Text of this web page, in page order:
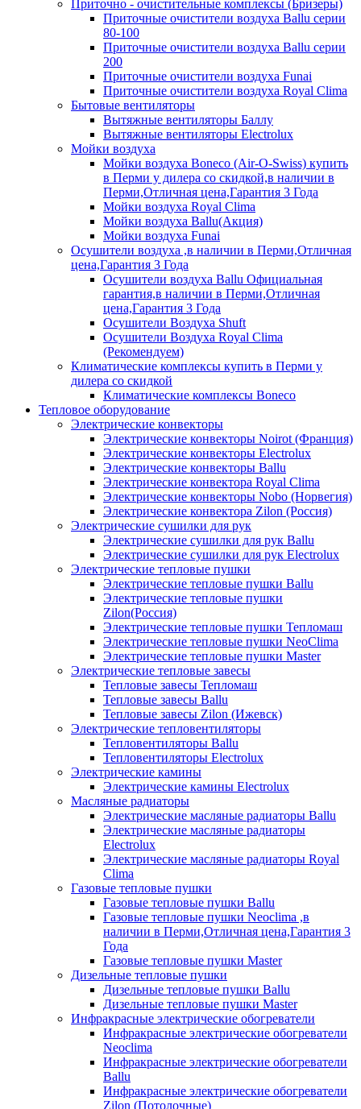
Приточно - очистительные комплексы (Бризеры)
Приточные очистители воздуха Ballu серии
80-100
Приточные очистители воздуха Ballu серии
200
Приточные очистители воздуха Funai
Приточные очистители воздуха Royal Clima
Бытовые вентиляторы
Вытяжные вентиляторы Баллу
Вытяжные вентиляторы Electrolux
Мойки воздуха
Мойки воздуха Boneco (Air-O-Swiss) купить
в Перми у дилера со скидкой,в наличии в
Перми,Отличная цена,Гарантия 3 Года
Мойки воздуха Royal Clima
Мойки воздуха Ballu(Акция)
Мойки воздуха Funai
Осушители воздуха ,в наличии в Перми,Отличная
цена,Гарантия 3 Года
Осушители воздуха Ballu Официальная
гарантия,в наличии в Перми,Отличная
цена,Гарантия 3 Года
Осушители Воздуха Shuft
Осушители Воздуха Royal Clima
(Рекомендуем)
Климатические комплексы купить в Перми у
дилера со скидкой
Климатические комплексы Boneсo
Тепловое оборудование
Электрические конвекторы
Электрические конвекторы Noirot (Франция)
Электрические конвекторы Electrolux
Электрические конвекторы Ballu
Электрические конвектора Royal Clima
Электрические конвекторы Nobo (Норвегия)
Электрические конвектора Zilon (Россия)
Электрические сушилки для рук
Электрические сушилки для рук Ballu
Электрические сушилки для рук Electrolux
Электрические тепловые пушки
Электрические тепловые пушки Ballu
Электрические тепловые пушки
Zilon(Россия)
Электрические тепловые пушки Тепломаш
Электрические тепловые пушки NeoClima
Электрические тепловые пушки Master
Электрические тепловые завесы
Тепловые завесы Тепломаш
Тепловые завесы Ballu
Тепловые завесы Zilon (Ижевск)
Электрические тепловентиляторы
Тепловентиляторы Ballu
Тепловентиляторы Electrolux
Электрические камины
Электрические камины Electrolux
Масляные радиаторы
Электрические масляные радиаторы Ballu
Электрические масляные радиаторы
Electrolux
Электрические масляные радиаторы Royal
Clima
Газовые тепловые пушки
Газовые тепловые пушки Ballu
Газовые тепловые пушки Neoclima ,в
наличии в Перми,Отличная цена,Гарантия 3
Года
Газовые тепловые пушки Master
Дизельные тепловые пушки
Дизельные тепловые пушки Ballu
Дизельные тепловые пушки Master
Инфракрасные электрические обогреватели
Инфракрасные электрические обогреватели
Neoclima
Инфракрасные электрические обогреватели
Ballu
Инфракрасные электрические обогреватели
Zilon (Потолочные)